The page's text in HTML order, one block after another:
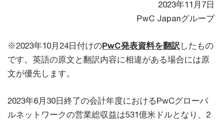
2023年11月7日
PwC Japanグループ
※2023年10月24日付けのPwC発表資料を翻訳したもの
です。英語の原文と翻訳内容に相違がある場合には原
文が優先します。
2023年6月30日終了の会計年度におけるPwCグローバ
ルネットワークの営業総収益は531億米ドルとなり、2